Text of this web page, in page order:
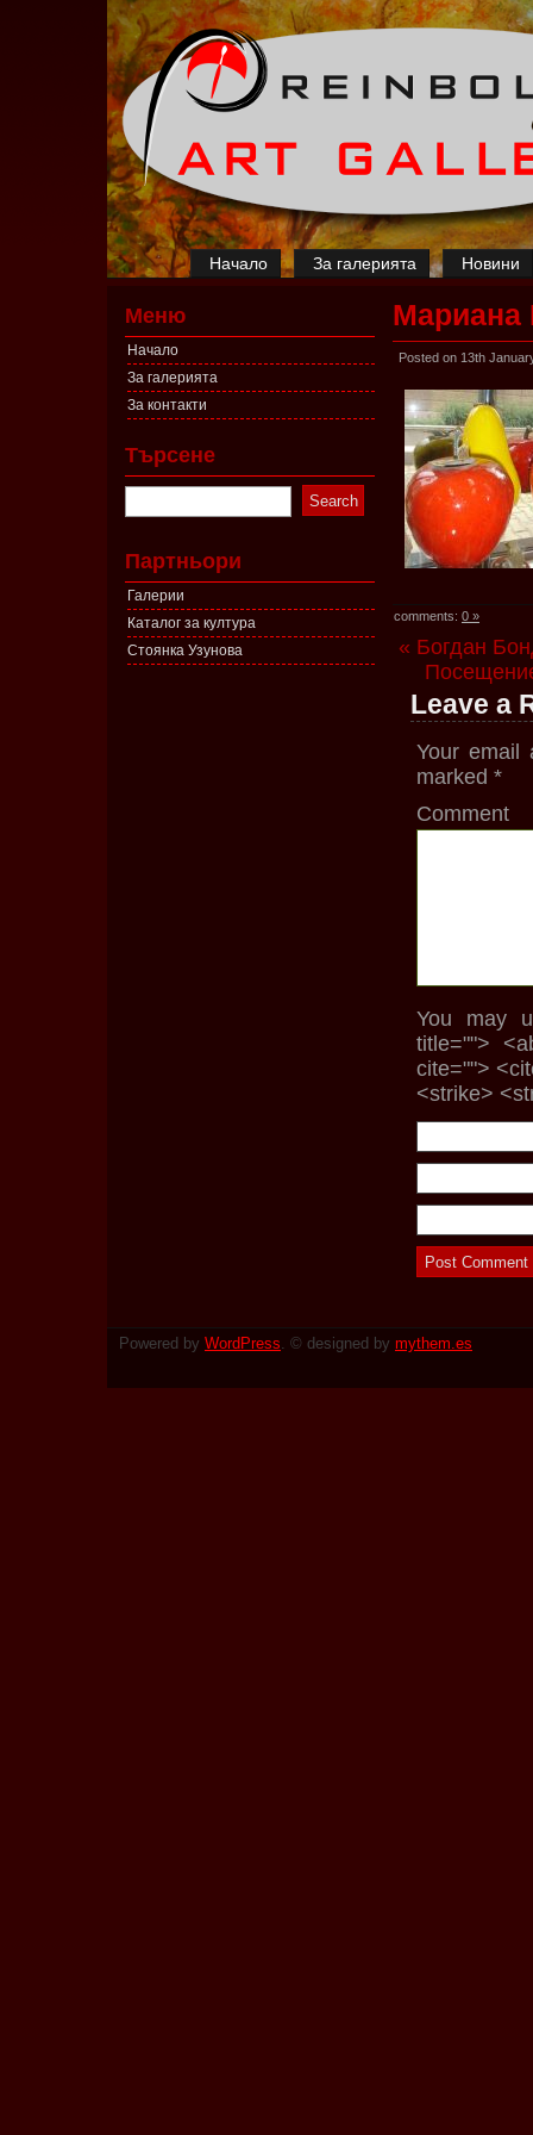
Начало За галерията Новини
Меню
Начало
За галерията
За контакти
Търсене
Партньори
Галерии
Каталог за култура
Стоянка Узунова
Мариана
Posted on 13th
comments: 0 »
« Богдан
Leave a
Your email
marked *
Comment
You may
title="">
cite="">
<strike>
Powered by WordPress. © designed by mythem.es